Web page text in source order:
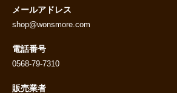
メールアドレス
shop@wonsmore.com
電話番号
0568-79-7310
販売業者